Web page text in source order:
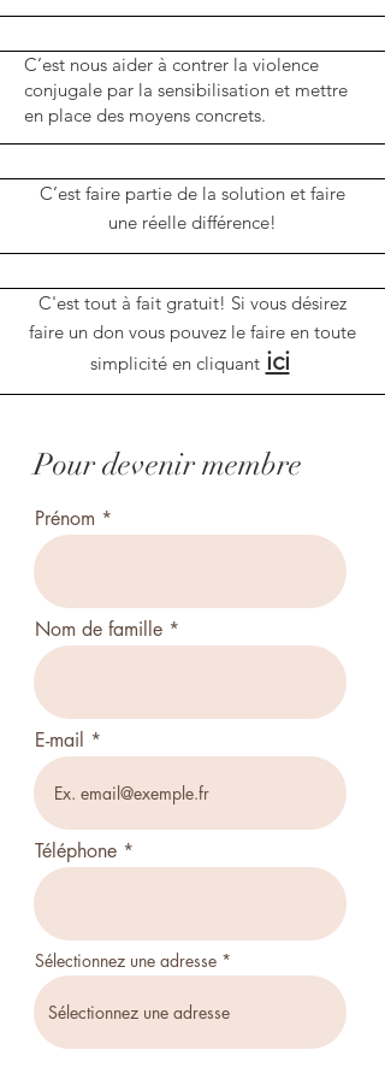
C’est nous aider à contrer la violence
conjugale par la sensibilisation et mettre
en place des moyens concrets.
C’est faire partie de la solution et faire
une réelle différence!
C'est tout à fait gratuit! Si vous désirez
faire un don vous pouvez le faire en toute
simplicité en cliquant ici
Pour devenir membre
Prénom
Nom de famille
E-mail
Téléphone
Sélectionnez une adresse